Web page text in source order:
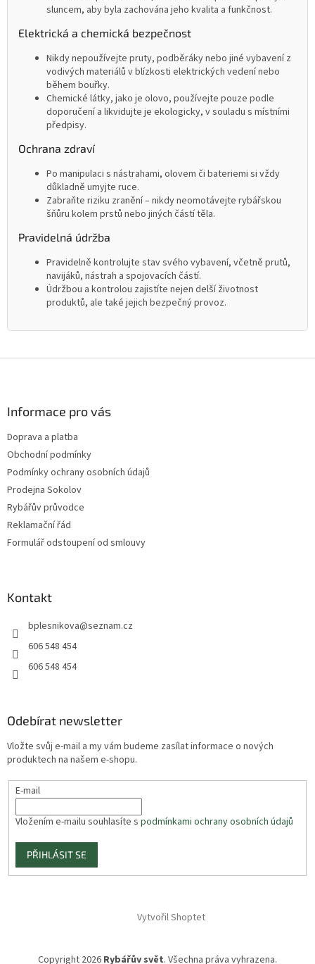
sluncem, aby byla zachována jeho kvalita a funkčnost.
Elektrická a chemická bezpečnost
Nikdy nepoužívejte pruty, podběráky nebo jiné vybavení z
vodivých materiálů v blízkosti elektrických vedení nebo
během bouřky.
Chemické látky, jako je olovo, používejte pouze podle
doporučení a likvidujte je ekologicky, v souladu s místními
předpisy.
Ochrana zdraví
Po manipulaci s nástrahami, olovem či bateriemi si vždy
důkladně umyjte ruce.
Zabraňte riziku zranění – nikdy neomotávejte rybářskou
šňůru kolem prstů nebo jiných částí těla.
Pravidelná údržba
Pravidelně kontrolujte stav svého vybavení, včetně prutů,
navijáků, nástrah a spojovacích částí.
Údržbou a kontrolou zajistíte nejen delší životnost
produktů, ale také jejich bezpečný provoz.
Informace pro vás
Doprava a platba
Obchodní podmínky
Podmínky ochrany osobních údajů
Prodejna Sokolov
Rybářův průvodce
Reklamační řád
Formulář odstoupení od smlouvy
Kontakt
bplesnikova@seznam.cz
606 548 454
606 548 454
Odebírat newsletter
Vložte svůj e-mail a my vám budeme zasílat informace o nových
produktech na našem e-shopu.
E-mail
Vložením e-mailu souhlasíte s podmínkami ochrany osobních údajů
PŘIHLÁSIT SE
Vytvořil Shoptet
Copyright 2026 Rybářův svět. Všechna práva vyhrazena.